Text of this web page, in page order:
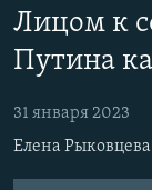
Вернутся
главной
Вернутся
поиску
МНЕНИЯ
КУЛЬТУРА
КАВКАЗ.РЕАЛИИ
СЕВЕР.РЕАЛИИ
Лицом к
Путина
31 января 2023
Елена Рыковцева